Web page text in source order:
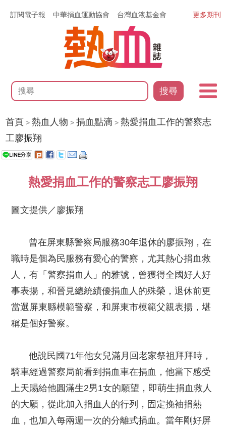
訂閱電子報 中華捐血運動協會 台灣血液基金會
搜尋
更多期刊
首頁 >熱血人物 >捐血點滴 >熱愛捐血工作的警察志
工廖振翔
熱愛捐血工作的警察志工廖振翔
圖文提供／廖振翔
曾在屏東縣警察局服務30年退休的廖振翔，在
職時是個為民服務有愛心的警察，尤其熱心捐血救
人，有「警察捐血人」的雅號，曾獲得全國好人好
事表揚，和晉見總統績優捐血人的殊榮，退休前更
當選屏東縣模範警察，和屏東市模範父親表揚，堪
稱是個好警察。
他說民國71年他女兒滿月回老家祭祖拜拜時，
騎車經過警察局前看到捐血車在捐血，他當下感受
上天賜給他圓滿生2男1女的願望，即萌生捐血救人
的大願，從此加入捐血人的行列，固定挽袖捐熱
血，也加入每兩週一次的分離式捐血。當年剛好屏